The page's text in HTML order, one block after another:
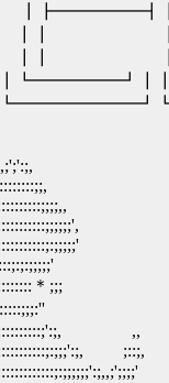
┃┃
＊;;;
,,
;::;,